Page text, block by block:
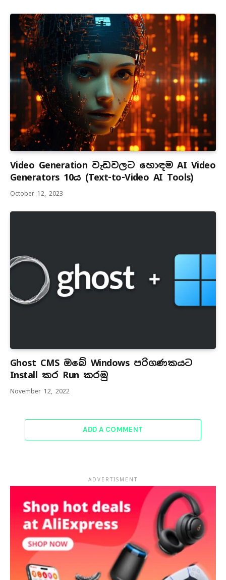
Video Generation වැඩවලට හොඳම AI Video
Generators 10ය (Text-to-Video AI Tools)
October 12, 2023
Ghost CMS ඔබේ Windows පරිගණකයට
Install කර Run කරමු
November 12, 2022
ADD A COMMENT
ADVERTISMENT